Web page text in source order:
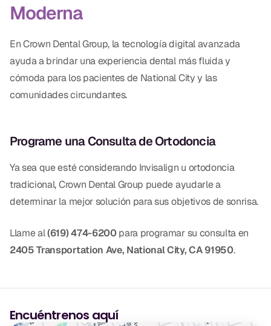
Moderna
En Crown Dental Group, la tecnología digital avanzada
ayuda a brindar una experiencia dental más fluida y
cómoda para los pacientes de National City y las
comunidades circundantes.
Programe una Consulta de Ortodoncia
Ya sea que esté considerando Invisalign u ortodoncia
tradicional, Crown Dental Group puede ayudarle a
determinar la mejor solución para sus objetivos de sonrisa.
Llame al(619) 474-6200para programar su consulta en
2405 Transportation Ave, National City, CA 91950.
Encuéntrenos aquí